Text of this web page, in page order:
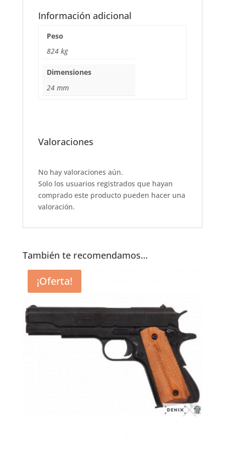
e
b
o
o
k
s
p
te l
Información adicional
Peso
824 kg
Dimensiones
24 mm
Valoraciones
No hay valoraciones aún.
Solo los usuarios registrados que hayan
comprado este producto pueden hacer una
valoración.
También te recomendamos…
¡Oferta!